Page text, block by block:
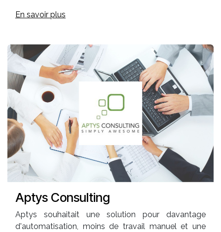
En savoir plus
Aptys Consulting
Aptys souhaitait une solution pour davantage
d'automatisation, moins de travail manuel et une